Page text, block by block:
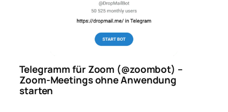
Telegramm für Zoom (@zoombot) –
Zoom-Meetings ohne Anwendung
starten